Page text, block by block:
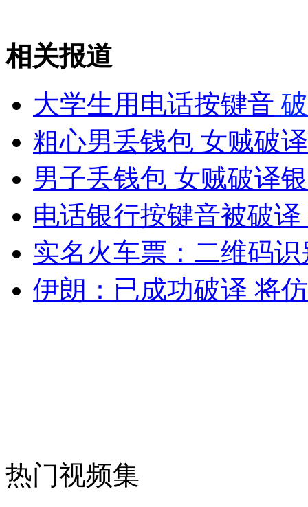
山西运城恶犬咬伤多人 警民合力深夜将其击毙
女孩北京地铁殴打老人 痛下狠手拳打脚踢
无痛分娩是否安全 医生回应
外交部：反对强权政治霸凌主义
走！跟着总书记去植树
相关报道
大学生用电话按键音
粗心男丢钱包 女贼破
男子丢钱包 女贼破译
电话银行按键音被破
实名火车票：二维码
伊朗：已成功破译 将
热门视频集